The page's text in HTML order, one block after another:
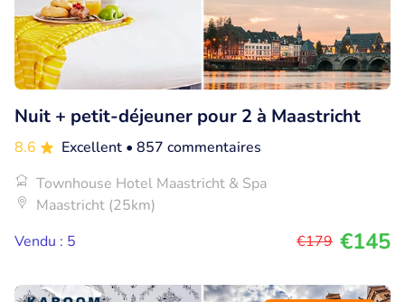
Nuit + petit-déjeuner pour 2 à Maastricht
8.6 Excellent • 857 commentaires
Townhouse Hotel Maastricht & Spa
Maastricht (25km)
Vendu : 5
€179 €145